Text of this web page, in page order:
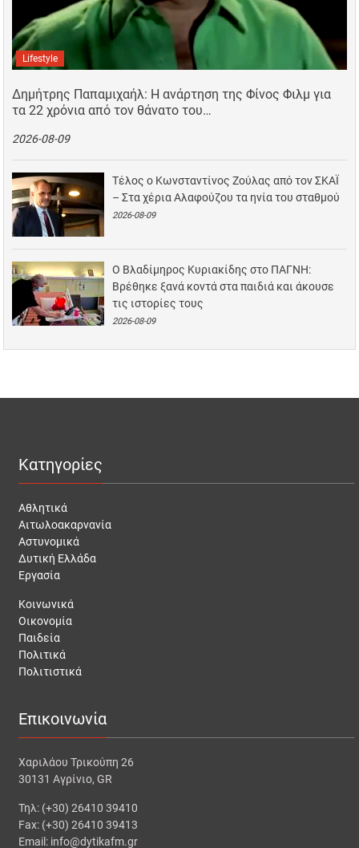
Lifestyle
Δημήτρης Παπαμιχαήλ: Η ανάρτηση της Φίνος Φιλμ για
τα 22 χρόνια από τον θάνατο του…
2026-08-09
Τέλος ο Κωνσταντίνος Ζούλας από τον ΣΚΑΪ
– Στα χέρια Αλαφούζου τα ηνία του σταθμού
2026-08-09
Ο Βλαδίμηρος Κυριακίδης στο ΠΑΓΝΗ:
Βρέθηκε ξανά κοντά στα παιδιά και άκουσε
τις ιστορίες τους
2026-08-09
Κατηγορίες
Αθλητικά
Αιτωλοακαρνανία
Αστυνομικά
Δυτική Ελλάδα
Εργασία
Κοινωνικά
Οικονομία
Παιδεία
Πολιτικά
Πολιτιστικά
Επικοινωνία
Χαριλάου Τρικούπη 26
30131 Αγρίνιο, GR
Τηλ: (+30) 26410 39410
Fax: (+30) 26410 39413
Email: info@dytikafm.gr